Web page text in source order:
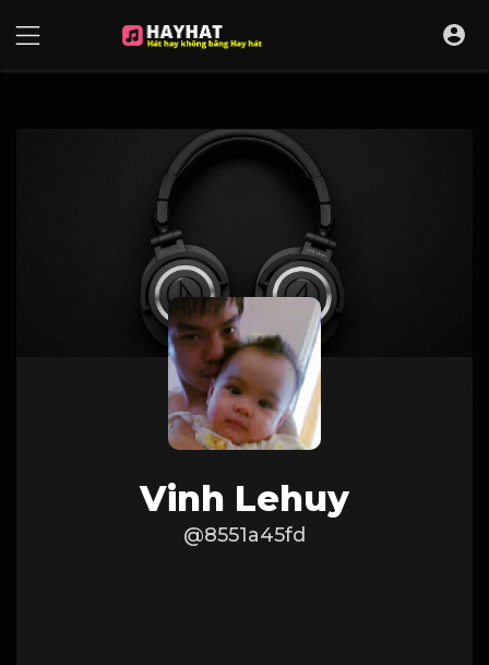
Vinh Lehuy
@8551a45fd